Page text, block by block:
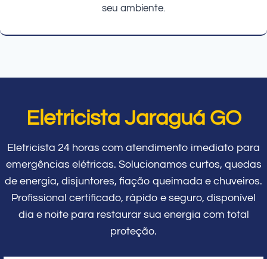
seu ambiente.
Eletricista Jaraguá GO
Eletricista 24 horas com atendimento imediato para
emergências elétricas. Solucionamos curtos, quedas
de energia, disjuntores, fiação queimada e chuveiros.
Profissional certificado, rápido e seguro, disponível
dia e noite para restaurar sua energia com total
proteção.